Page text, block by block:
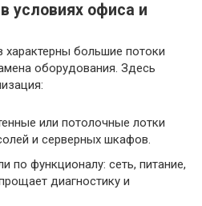
условиях офиса и
характерны большие потоки
оборудования. Здесь
или потолочные лотки
и серверных шкафов.
по функционалу: сеть, питание,
диагностику и